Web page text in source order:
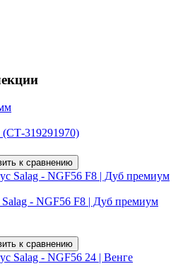
319291970)
к сравнению
- NGF56 F8 | Дуб премиум
к сравнению